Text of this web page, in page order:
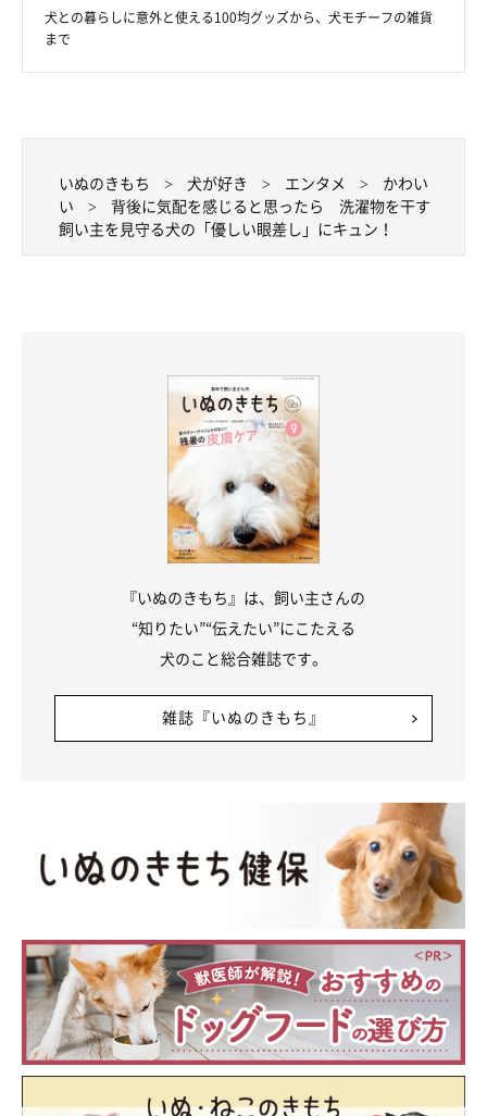
犬との暮らしに意外と使える100均グッズから、犬モチーフの雑貨
まで
いぬのきもち 犬が好き エンタメ
かわい
い
背後に気配を感じると思ったら 洗濯物を干す
飼い主を見守る犬の「優しい眼差し」にキュン！
『いぬのきもち』は、飼い主さんの
“知りたい”“伝えたい”にこたえる
犬のこと総合雑誌です。
雑誌『いぬのきもち』